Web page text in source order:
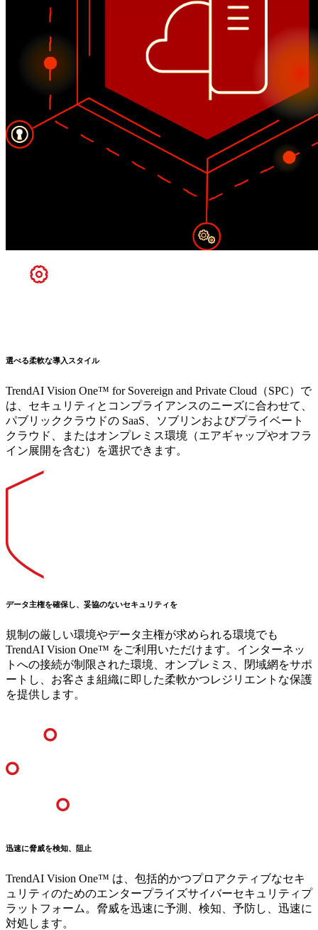
選べる柔軟な導入スタイル
TrendAI Vision One™ for Sovereign and Private Cloud（SPC）で
は、セキュリティとコンプライアンスのニーズに合わせて、
パブリッククラウドの SaaS、ソブリンおよびプライベート
クラウド、またはオンプレミス環境（エアギャップやオフラ
イン展開を含む）を選択できます。
データ主権を確保し、妥協のないセキュリティを
規制の厳しい環境やデータ主権が求められる環境でも
TrendAI Vision One™ をご利用いただけます。インターネッ
トへの接続が制限された環境、オンプレミス、閉域網をサポ
ートし、お客さま組織に即した柔軟かつレジリエントな保護
を提供します。
迅速に脅威を検知、阻止
TrendAI Vision One™ は、包括的かつプロアクティブなセキ
ュリティのためのエンタープライズサイバーセキュリティプ
ラットフォーム。脅威を迅速に予測、検知、予防し、迅速に
対処します。